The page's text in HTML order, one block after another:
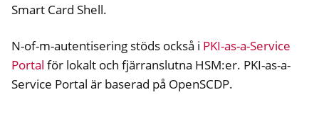
Smart Card Shell.
N-of-m-autentisering stöds också i PKI-as-a-Service
Portal för lokalt och fjärranslutna HSM:er. PKI-as-a-
Service Portal är baserad på OpenSCDP.